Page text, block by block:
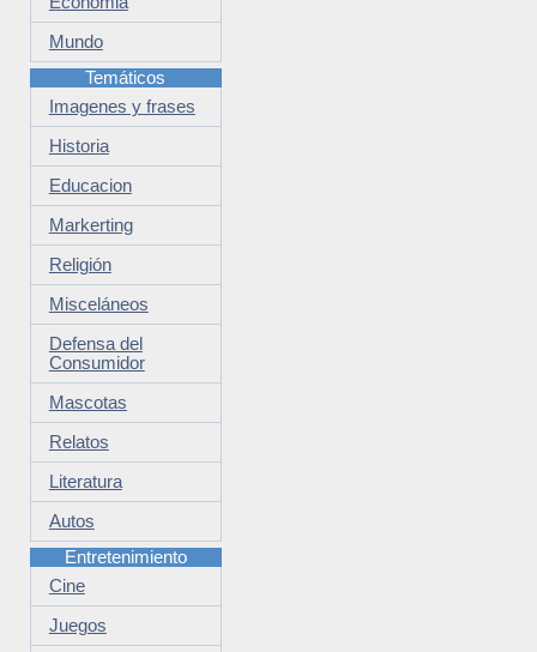
Mundo
Temáticos
Imagenes y frases
Historia
Educacion
Markerting
Religión
Misceláneos
Defensa del
Consumidor
Mascotas
Relatos
Literatura
Autos
Entretenimiento
Cine
Juegos